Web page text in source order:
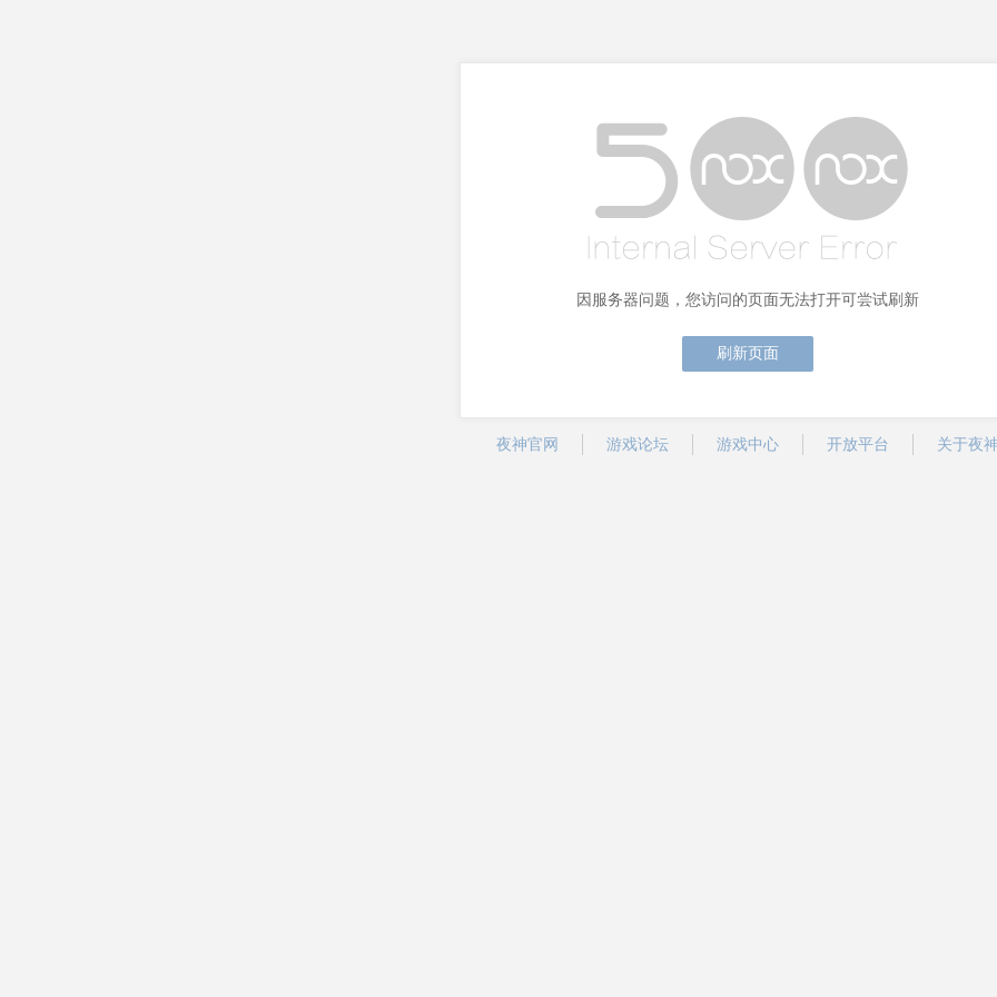
因服务器问题，您访问的页面无法打开可尝试刷新
刷新页面
夜神官网 游戏论坛 游戏中心 开放平台 关于夜